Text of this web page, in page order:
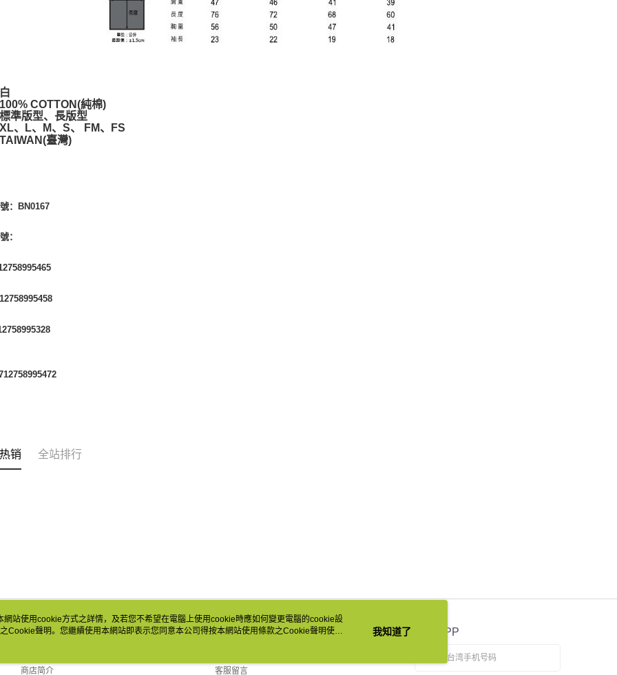
宅配
每笔NT$85，满NT$1,000(含以上)免运费
COTTON(純棉)
準版型、長版型
、L、M、S、 FM、FS
臺灣)
：BN0167
：
销 全站排行
关于我们
商店简介
客服资讯
客服留言
官方APP
站使用cookie方式之詳情，及若您不希望在電腦上使用cookie時應如何變更電腦的cookie設
Cookie聲明。您繼續使用本網站即表示您同意本公司得按本網站使用條款之Cookie聲明使用
我知道了